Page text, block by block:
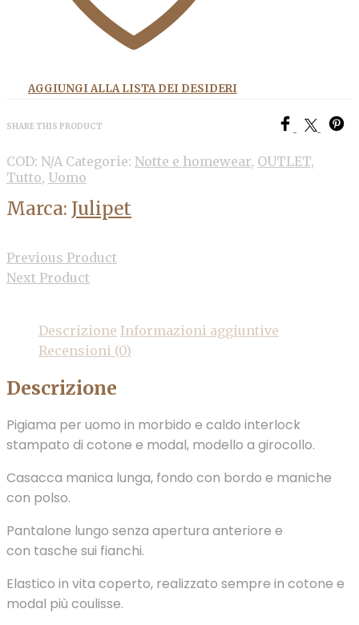
AGGIUNGI ALLA LISTA DEI DESIDERI
SHARE THIS PRODUCT
COD: N/A Categorie: Notte e homewear, OUTLET,
Tutto, Uomo
Marca: Julipet
Previous Product
Next Product
Descrizione Informazioni aggiuntive
Recensioni (0)
Descrizione
Pigiama per uomo in morbido e caldo interlock
stampato di cotone e modal, modello a girocollo.
Casacca manica lunga, fondo con bordo e maniche
con polso.
Pantalone lungo senza apertura anteriore e
con tasche sui fianchi.
Elastico in vita coperto, realizzato sempre in cotone e
modal più coulisse.